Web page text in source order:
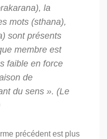
), la
mots (sthana),
) sont présents
membre est
faible en force
de
du sens ». (Le
précédent est plus